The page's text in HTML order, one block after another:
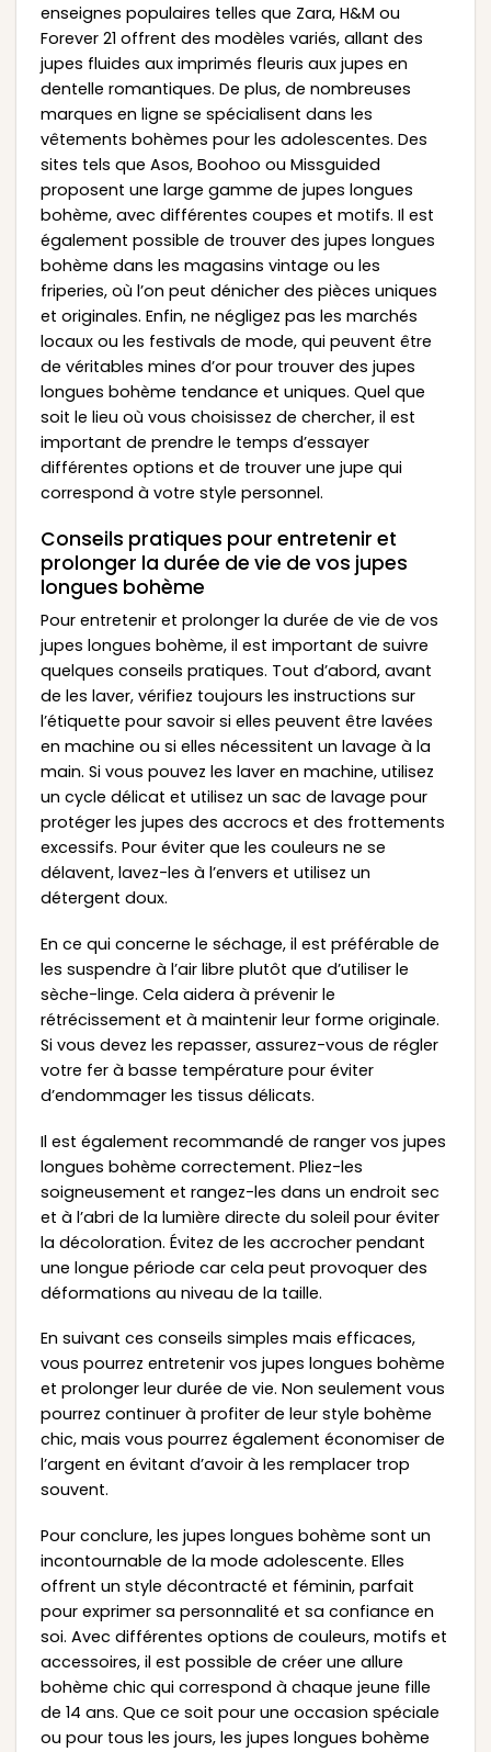
enseignes populaires telles que Zara, H&M ou
Forever 21 offrent des modèles variés, allant des
jupes fluides aux imprimés fleuris aux jupes en
dentelle romantiques. De plus, de nombreuses
marques en ligne se spécialisent dans les
vêtements bohèmes pour les adolescentes. Des
sites tels que Asos, Boohoo ou Missguided
proposent une large gamme de jupes longues
bohème, avec différentes coupes et motifs. Il est
également possible de trouver des jupes longues
bohème dans les magasins vintage ou les
friperies, où l’on peut dénicher des pièces uniques
et originales. Enfin, ne négligez pas les marchés
locaux ou les festivals de mode, qui peuvent être
de véritables mines d’or pour trouver des jupes
longues bohème tendance et uniques. Quel que
soit le lieu où vous choisissez de chercher, il est
important de prendre le temps d’essayer
différentes options et de trouver une jupe qui
correspond à votre style personnel.
Conseils pratiques pour entretenir et
prolonger la durée de vie de vos jupes
longues bohème
Pour entretenir et prolonger la durée de vie de vos
jupes longues bohème, il est important de suivre
quelques conseils pratiques. Tout d’abord, avant
de les laver, vérifiez toujours les instructions sur
l’étiquette pour savoir si elles peuvent être lavées
en machine ou si elles nécessitent un lavage à la
main. Si vous pouvez les laver en machine, utilisez
un cycle délicat et utilisez un sac de lavage pour
protéger les jupes des accrocs et des frottements
excessifs. Pour éviter que les couleurs ne se
délavent, lavez-les à l’envers et utilisez un
détergent doux.
En ce qui concerne le séchage, il est préférable de
les suspendre à l’air libre plutôt que d’utiliser le
sèche-linge. Cela aidera à prévenir le
rétrécissement et à maintenir leur forme originale.
Si vous devez les repasser, assurez-vous de régler
votre fer à basse température pour éviter
d’endommager les tissus délicats.
Il est également recommandé de ranger vos jupes
longues bohème correctement. Pliez-les
soigneusement et rangez-les dans un endroit sec
et à l’abri de la lumière directe du soleil pour éviter
la décoloration. Évitez de les accrocher pendant
une longue période car cela peut provoquer des
déformations au niveau de la taille.
En suivant ces conseils simples mais efficaces,
vous pourrez entretenir vos jupes longues bohème
et prolonger leur durée de vie. Non seulement vous
pourrez continuer à profiter de leur style bohème
chic, mais vous pourrez également économiser de
l’argent en évitant d’avoir à les remplacer trop
souvent.
Pour conclure, les jupes longues bohème sont un
incontournable de la mode adolescente. Elles
offrent un style décontracté et féminin, parfait
pour exprimer sa personnalité et sa confiance en
soi. Avec différentes options de couleurs, motifs et
accessoires, il est possible de créer une allure
bohème chic qui correspond à chaque jeune fille
de 14 ans. Que ce soit pour une occasion spéciale
ou pour tous les jours, les jupes longues bohème